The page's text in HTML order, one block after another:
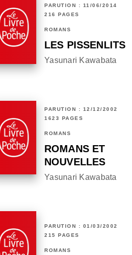
PARUTION : 11/06/2014
216 PAGES
ROMANS
LES PISSENLITS
Yasunari Kawabata
PARUTION : 12/12/2002
1623 PAGES
ROMANS
ROMANS ET
NOUVELLES
Yasunari Kawabata
PARUTION : 01/03/2002
215 PAGES
ROMANS